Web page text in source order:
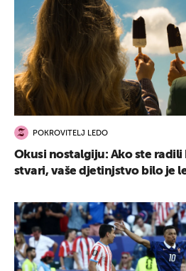
POKROVITELJ LEDO
Okusi nostalgiju: Ako ste
stvari, vaše djetinjstvo bilo je